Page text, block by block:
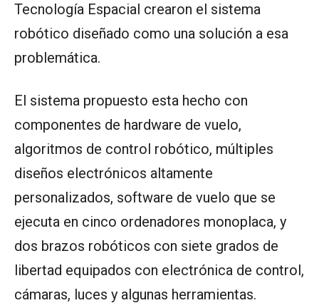
Tecnología Espacial crearon el sistema
robótico diseñado como una solución a esa
problemática.
El sistema propuesto esta hecho con
componentes de hardware de vuelo,
algoritmos de control robótico, múltiples
diseños electrónicos altamente
personalizados, software de vuelo que se
ejecuta en cinco ordenadores monoplaca, y
dos brazos robóticos con siete grados de
libertad equipados con electrónica de control,
cámaras, luces y algunas herramientas.